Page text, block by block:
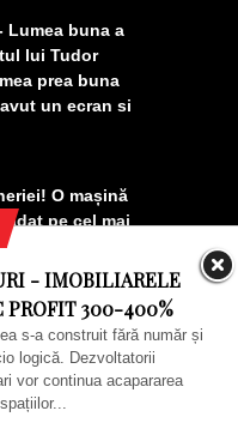
- IMOBILIARELE
PROFIT 300-400%
s-a construit fără număr și
logică. Dezvoltatorii
vor continua acapararea
Lumea buna a
lui Tudor
prea buna
un ecran si
O mașină
pe cel mai
Izbicenii,
cu Puchenii
alții cu profitul.